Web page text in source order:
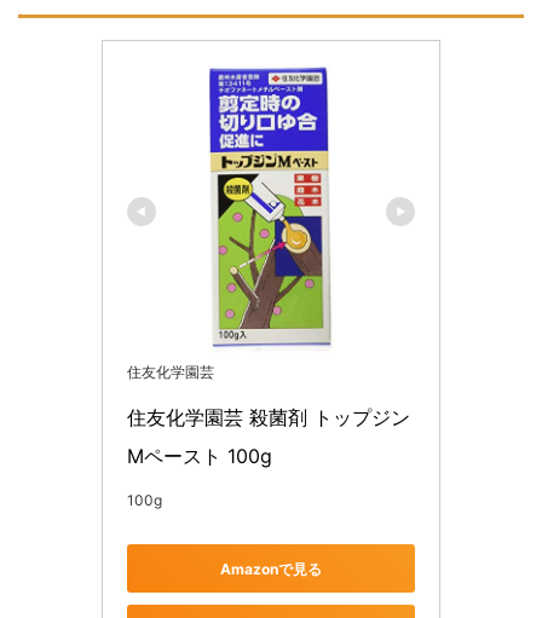
住友化学園芸
住友化学園芸 殺菌剤 トップジン
Mペースト 100g
100g
Amazonで見る